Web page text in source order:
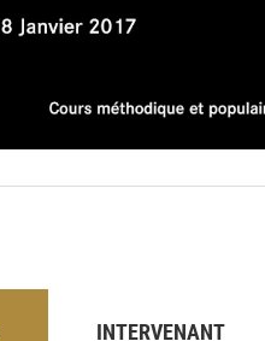
INTERVENANT